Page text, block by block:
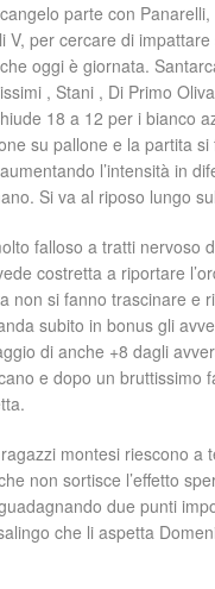
parte con
V, per cercare di
oggi è giornata.
, Stani , Di Primo
18 a 12 per i bianco
su pallone e la partita
l’intensità in
Si va al riposo lungo
falloso a tratti nervoso
costretta a riportare
si fanno trascinare e
subito in bonus gli
di anche +8 dagli
e dopo un bruttissimo
montesi riescono a
non sortisce l’effetto
due punti
che li aspetta